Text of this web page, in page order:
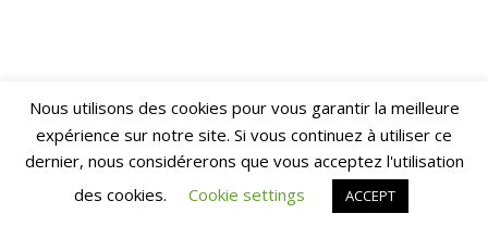
NotrebellefranceCopyright © 2026. Back to Top ↑
Nous utilisons des cookies pour vous garantir la meilleure
expérience sur notre site. Si vous continuez à utiliser ce
dernier, nous considérerons que vous acceptez l'utilisation
des cookies.
Cookie settings ACCEPT